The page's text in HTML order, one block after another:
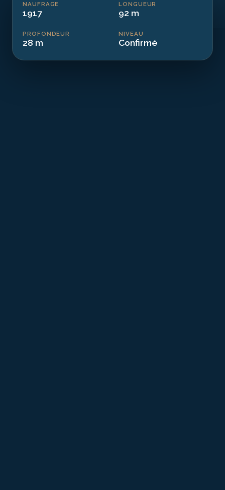
NAUFRAGE
1917
LONGUEUR
92 m
PROFONDEUR
28 m
NIVEAU
Confirmé